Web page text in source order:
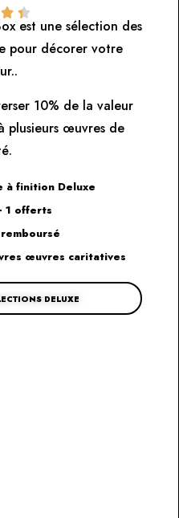
 
est une sélection des
pour décorer votre
10% de la valeur
plusieurs œuvres de
à finition Deluxe
1 offerts
œuvres caritatives
DELUXE